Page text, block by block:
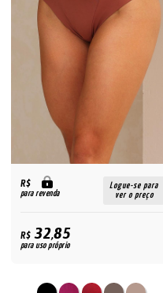
R$
para revenda
Logue-se para
ver o preço
R$32,85
para uso próprio